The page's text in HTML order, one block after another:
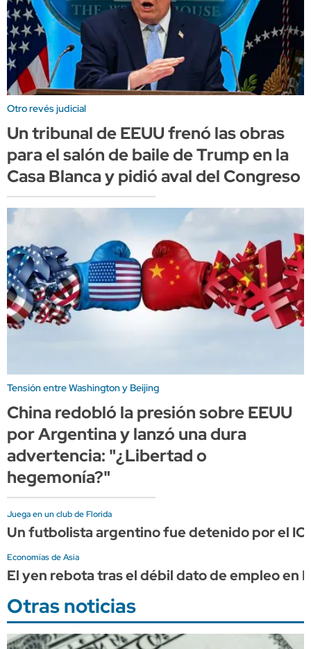
Otro revés judicial
Un tribunal de EEUU frenó las obras
para el salón de baile de Trump en la
Casa Blanca y pidió aval del Congreso
Tensión entre Washington y Beijing
China redobló la presión sobre EEUU
por Argentina y lanzó una dura
advertencia: "¿Libertad o
hegemonía?"
Juega en un club de Florida
Un futbolista argentino fue detenido por el
Economías de Asia
El yen rebota tras el débil dato de empleo en
Otras noticias